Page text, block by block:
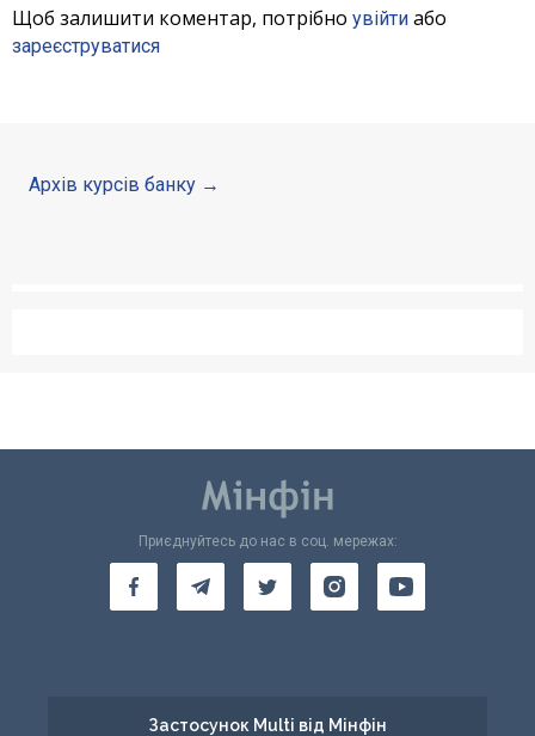
Відділення і банкомати
Щоб залишити коментар, потрібно увійти або
зареєструватися
Архів курсів банку
Приєднуйтесь до нас в соц. мережах:
Застосунок Multi від Мінфін